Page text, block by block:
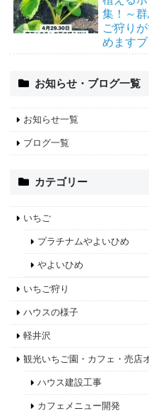
集！～
ご狩り
めます
お知らせ・ブログ一覧
お知らせ一覧
ブログ一覧
カテゴリー
いちご
プラチナムやよいひめ
やよいひめ
いちご狩り
ハウスの様子
軽井沢
観光いちご園・カフェ・売店
ハウス建設工事
カフェメニュー開発